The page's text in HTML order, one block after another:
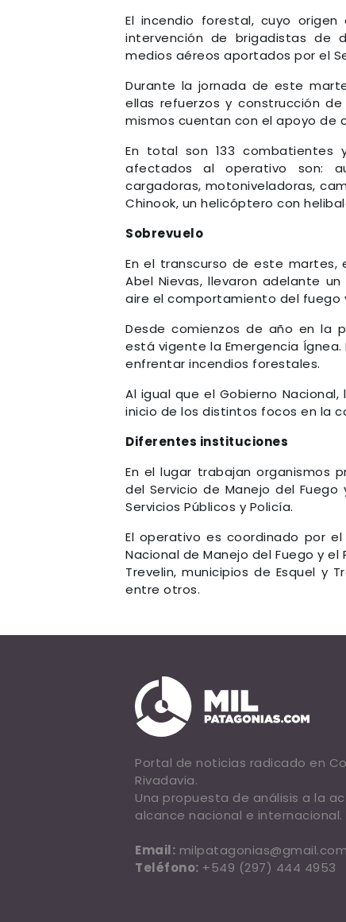
El incendio forestal, cuyo
intervención de brigadistas de
medios aéreos aportados por el
Durante la jornada de este
ellas refuerzos y construcción
mismos cuentan con el apoyo de
En total son 133 combatientes
afectados al operativo son:
cargadoras, motoniveladoras,
Chinook, un helicóptero con
Sobrevuelo
En el transcurso de este martes,
Abel Nievas, llevaron adelante
aire el comportamiento del fuego
Desde comienzos de año en la
está vigente la Emergencia
enfrentar incendios forestales.
Al igual que el Gobierno
inicio de los distintos focos en la
Diferentes instituciones
En el lugar trabajan organismos
del Servicio de Manejo del
Servicios Públicos y Policía.
El operativo es coordinado por
Nacional de Manejo del Fuego y el
Trevelin, municipios de Esquel y
entre otros.
Portal de noticias radicado en
Rivadavia.
Una propuesta de análisis a la
alcance nacional e internacional.
Email: milpatagonias@gmail.com
Teléfono: +549 (297) 444 4953